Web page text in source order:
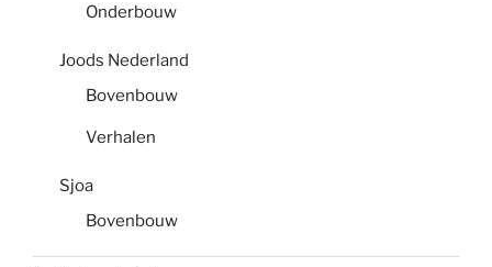
Onderbouw
Joods Nederland
Bovenbouw
Verhalen
Sjoa
Bovenbouw